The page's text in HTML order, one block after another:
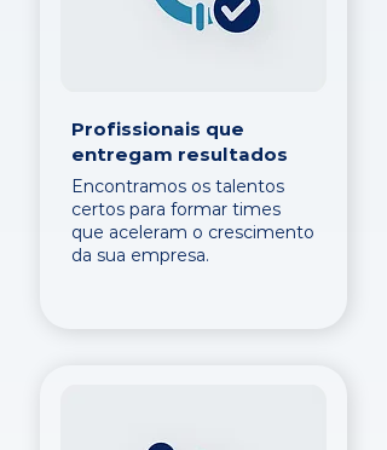
Profissionais que
entregam resultados
Encontramos os talentos
certos para formar times
que aceleram o crescimento
da sua empresa.